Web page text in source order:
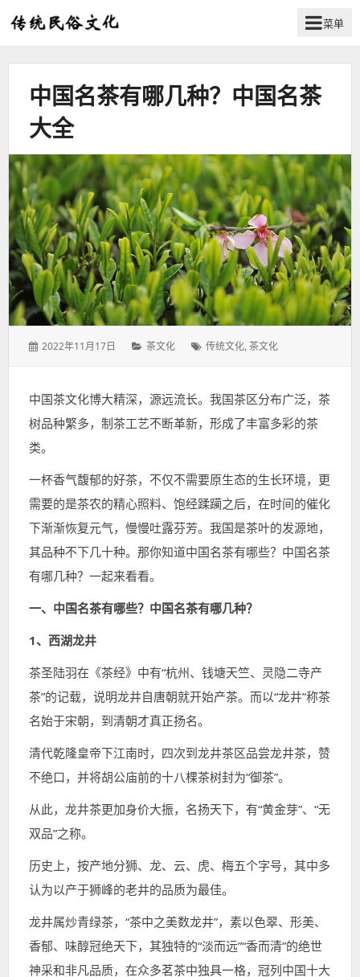
弘
扬
化
菜单
中国名茶有哪几种？中国名茶
大全
发
2022年11月17日
分
茶文化
标
传统文化,茶文化
中国茶文化博大精深，源远流长。我国茶区分布广泛，茶
树品种繁多，制茶工艺不断革新，形成了丰富多彩的茶
类。
一杯香气馥郁的好茶，不仅不需要原生态的生长环境，更
需要的是茶农的精心照料、饱经蹂躏之后，在时间的催化
下渐渐恢复元气，慢慢吐露芬芳。我国是茶叶的发源地，
其品种不下几十种。那你知道中国名茶有哪些？中国名茶
有哪几种？一起来看看。
一、中国名茶有哪些？中国名茶有哪几种？
1、西湖龙井
茶圣陆羽在《茶经》中有“杭州、钱塘天竺、灵隐二寺产
茶”的记载，说明龙井自唐朝就开始产茶。而以“龙井”称茶
名始于宋朝，到清朝才真正扬名。
清代乾隆皇帝下江南时，四次到龙井茶区品尝龙井茶，赞
不绝口，并将胡公庙前的十八棵茶树封为“御茶”。
从此，龙井茶更加身价大振，名扬天下，有“黄金芽”、“无
双品”之称。
历史上，按产地分狮、龙、云、虎、梅五个字号，其中多
认为以产于狮峰的老井的品质为最佳。
龙井属炒青绿茶，“茶中之美数龙井”，素以色翠、形美、
香郁、味醇冠绝天下，其独特的“淡而远”“香而清”的绝世
神采和非凡品质，在众多茗茶中独具一格，冠列中国十大